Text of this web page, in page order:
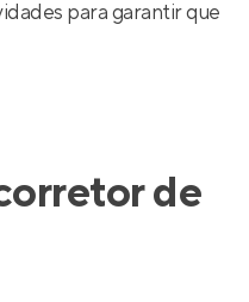
para garantir que
de